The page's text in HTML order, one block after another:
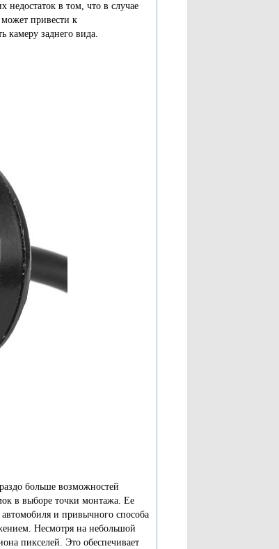
недостаток в том, что в случае
привести к
камеру заднего вида.
больше возможностей
в выборе точки монтажа. Ее
и привычного способа
Несмотря на небольшой
пикселей. Это обеспечивает